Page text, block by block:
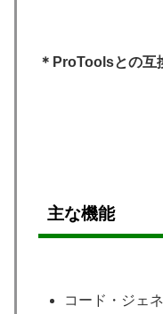
＊ProToolsとの互
主な機能
コード・ジェ